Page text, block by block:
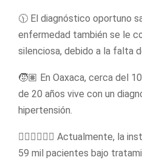
🕦 El diagnóstico oportuno
enfermedad también se le
silenciosa, debido a la falta
🧒🏽 En Oaxaca, cerca del
de 20 años vive con un
hipertensión.
🙋🏽‍♀️🙋🏽‍♂️ Actualmente, la
59 mil pacientes bajo